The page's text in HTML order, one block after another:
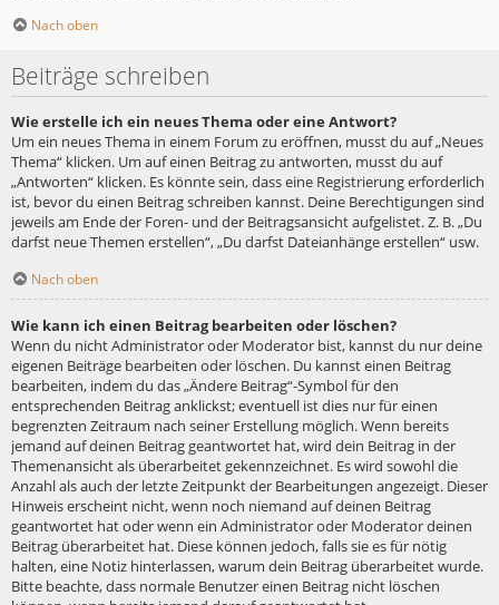
Nach oben
Beiträge schreiben
Wie erstelle ich ein neues Thema oder eine Antwort?
Um ein neues Thema in einem Forum zu eröffnen, musst du auf „Neues
Thema“ klicken. Um auf einen Beitrag zu antworten, musst du auf
„Antworten“ klicken. Es könnte sein, dass eine Registrierung erforderlich
ist, bevor du einen Beitrag schreiben kannst. Deine Berechtigungen sind
jeweils am Ende der Foren- und der Beitragsansicht aufgelistet. Z. B. „Du
darfst neue Themen erstellen“, „Du darfst Dateianhänge erstellen“ usw.
Nach oben
Wie kann ich einen Beitrag bearbeiten oder löschen?
Wenn du nicht Administrator oder Moderator bist, kannst du nur deine
eigenen Beiträge bearbeiten oder löschen. Du kannst einen Beitrag
bearbeiten, indem du das „Ändere Beitrag“-Symbol für den
entsprechenden Beitrag anklickst; eventuell ist dies nur für einen
begrenzten Zeitraum nach seiner Erstellung möglich. Wenn bereits
jemand auf deinen Beitrag geantwortet hat, wird dein Beitrag in der
Themenansicht als überarbeitet gekennzeichnet. Es wird sowohl die
Anzahl als auch der letzte Zeitpunkt der Bearbeitungen angezeigt. Dieser
Hinweis erscheint nicht, wenn noch niemand auf deinen Beitrag
geantwortet hat oder wenn ein Administrator oder Moderator deinen
Beitrag überarbeitet hat. Diese können jedoch, falls sie es für nötig
halten, eine Notiz hinterlassen, warum dein Beitrag überarbeitet wurde.
Bitte beachte, dass normale Benutzer einen Beitrag nicht löschen